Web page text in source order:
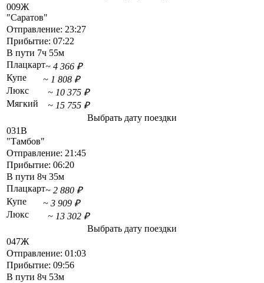
009Ж
"Саратов"
Отправление: 23:27
Прибытие: 07:22
В пути 7ч 55м
Плацкарт~ 4 366 ₽
Купе
~ 1 808 ₽
Люкс
~ 10 375 ₽
Мягкий
~ 15 755 ₽
Выбрать дату поездки
031В
"Тамбов"
Отправление: 21:45
Прибытие: 06:20
В пути 8ч 35м
Плацкарт~ 2 880 ₽
Купе
~ 3 909 ₽
Люкс
~ 13 302 ₽
Выбрать дату поездки
047Ж
Отправление: 01:03
Прибытие: 09:56
В пути 8ч 53м